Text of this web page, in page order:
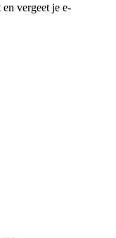
vergeet je e-